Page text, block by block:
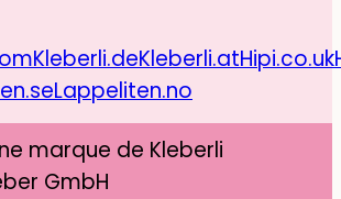
Kleberli.deKleberli.atHipi.co.uk
Lappeliten.no
marque de Kleberli
GmbH